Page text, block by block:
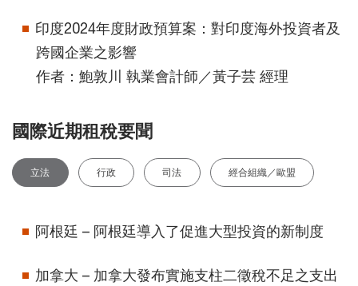
印度2024年度財政預算案：對印度海外投資者及
跨國企業之影響
作者：鮑敦川 執業會計師／黃子芸 經理
國際近期租稅要聞
立法 行政 司法 經合組織／歐盟
阿根廷 – 阿根廷導入了促進大型投資的新制度
加拿大 – 加拿大發布實施支柱二徵稅不足之支出